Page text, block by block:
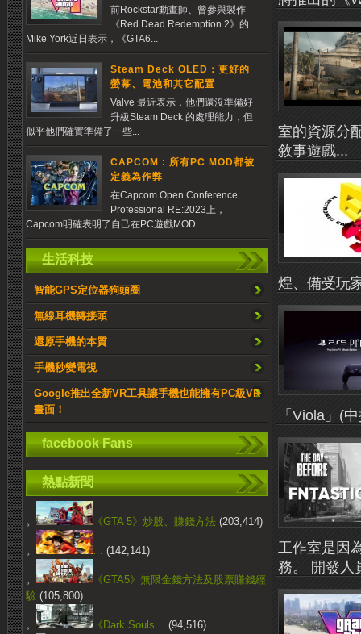
室的資源分
敘事遊戲...
煌、備受玩
「Viola」(
工作室是因
務。 開發人
前Rockstar動畫師、曾參與製作
《Red Dead Redemption 2》的
Mike York近日表示，《GTA6...
Steam Deck OLED：更好的
螢幕、電池和其它配置
Valve 最近表示，他們還沒準備好
升級Steam Deck 的處理能力，但
似乎他們確實準備了一些...
CAPCOM : 所有PC MOD都被
定義為作弊
在Capcom Open Conference
Professional RE:2023上，
Capcom明確表明了自己在PC遊戲MOD...
生活科技
智能GPS定位器狗頭圈
無線耳機轉接頭
還原手機的本質
手機秒變電視
Google推出全新VR工具讓手機也能擁有PC級VR
畫面！
facebook Fans
熱點新聞
。 《GTA 5》炒股、賺錢方法 (203,414)
。 … (142,141)
。
《GTA5》無限金錢方法及股票賺錢經
驗 (105,800)
。 《Dark Souls… (94,516)